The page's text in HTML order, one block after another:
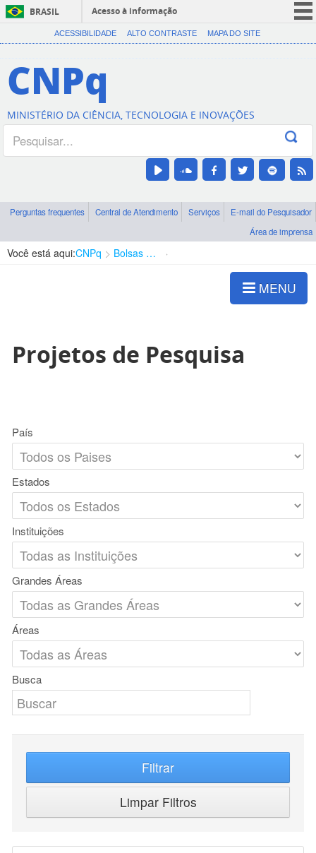
BRASIL
Acesso à informação
CORONAVÍRUS (COVID-19)
Canais
ACESSIBILIDADE ALTO CONTRASTE MAPA DO SITE
CNPq
MINISTÉRIO DA CIÊNCIA, TECNOLOGIA E INOVAÇÕES
Perguntas frequentes Central de Atendimento Serviços
E-mail do Pesquisador
Área de imprensa
Você está aqui:CNPq Bolsas e Auxílios Vigentes
MENU
Projetos de Pesquisa
País
Estados
Instituições
Grandes Áreas
Áreas
Busca
Filtrar
Limpar Filtros